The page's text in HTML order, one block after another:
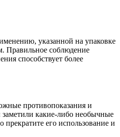
указанной на упаковке
Правильное соблюдение
способствует более
противопоказания и
какие-либо необычные
его использование и